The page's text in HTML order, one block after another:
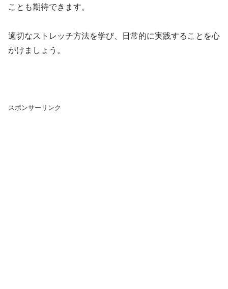
ことも期待できます。
適切なストレッチ方法を学び、日常的に実践することを心
がけましょう。
スポンサーリンク